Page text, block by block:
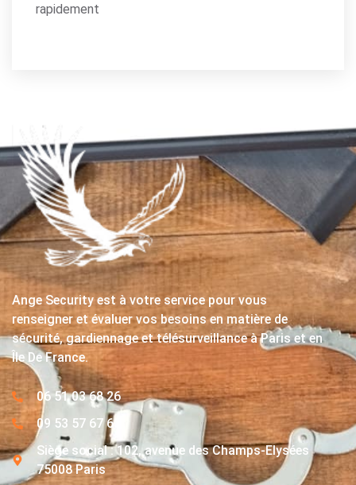
rapidement
Ange Security est à votre service pour vous
renseigner et évaluer vos besoins en matière de
sécurité, gardiennage et télésurveillance à Paris et en
Île De France.
06 51 03 68 26
09 53 57 67 63
Siège social : 102, avenue des Champs-Elysées
75008 Paris